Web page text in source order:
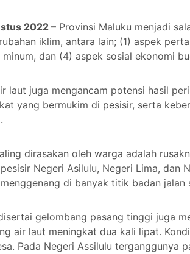
2022 – Provinsi Maluku menjadi
iklim, antara lain; (1) aspek
dan (4) aspek sosial ekonomi
laut juga mengancam potensi hasil
yang bermukim di pesisir, serta
dirasakan oleh warga adalah
Negeri Asilulu, Negeri Lima,
di banyak titik badan
gelombang pasang tinggi juga
air laut meningkat dua kali lipat.
Pada Negeri Assilulu terganggunya